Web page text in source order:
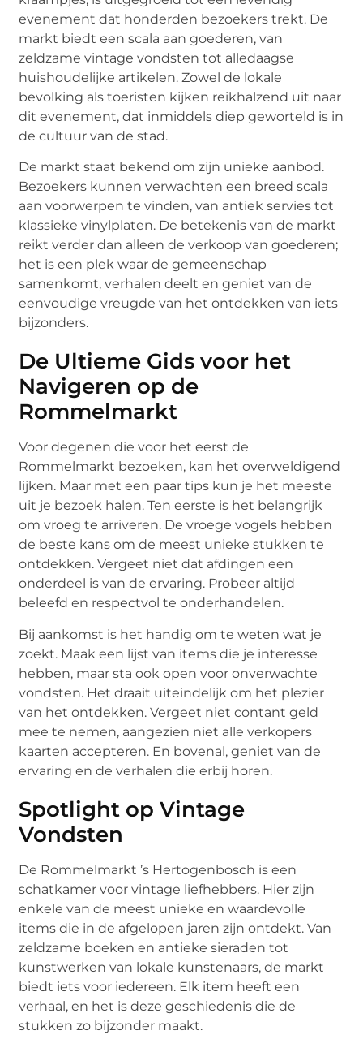
evenement dat honderden bezoekers trekt. De
markt biedt een scala aan goederen, van
zeldzame vintage vondsten tot alledaagse
huishoudelijke artikelen. Zowel de lokale
bevolking als toeristen kijken reikhalzend uit naar
dit evenement, dat inmiddels diep geworteld is in
de cultuur van de stad.
De markt staat bekend om zijn unieke aanbod.
Bezoekers kunnen verwachten een breed scala
aan voorwerpen te vinden, van antiek servies tot
klassieke vinylplaten. De betekenis van de markt
reikt verder dan alleen de verkoop van goederen;
het is een plek waar de gemeenschap
samenkomt, verhalen deelt en geniet van de
eenvoudige vreugde van het ontdekken van iets
bijzonders.
De Ultieme Gids voor het
Navigeren op de
Rommelmarkt
Voor degenen die voor het eerst de
Rommelmarkt bezoeken, kan het overweldigend
lijken. Maar met een paar tips kun je het meeste
uit je bezoek halen. Ten eerste is het belangrijk
om vroeg te arriveren. De vroege vogels hebben
de beste kans om de meest unieke stukken te
ontdekken. Vergeet niet dat afdingen een
onderdeel is van de ervaring. Probeer altijd
beleefd en respectvol te onderhandelen.
Bij aankomst is het handig om te weten wat je
zoekt. Maak een lijst van items die je interesse
hebben, maar sta ook open voor onverwachte
vondsten. Het draait uiteindelijk om het plezier
van het ontdekken. Vergeet niet contant geld
mee te nemen, aangezien niet alle verkopers
kaarten accepteren. En bovenal, geniet van de
ervaring en de verhalen die erbij horen.
Spotlight op Vintage
Vondsten
De Rommelmarkt ’s Hertogenbosch is een
schatkamer voor vintage liefhebbers. Hier zijn
enkele van de meest unieke en waardevolle
items die in de afgelopen jaren zijn ontdekt. Van
zeldzame boeken en antieke sieraden tot
kunstwerken van lokale kunstenaars, de markt
biedt iets voor iedereen. Elk item heeft een
verhaal, en het is deze geschiedenis die de
stukken zo bijzonder maakt.